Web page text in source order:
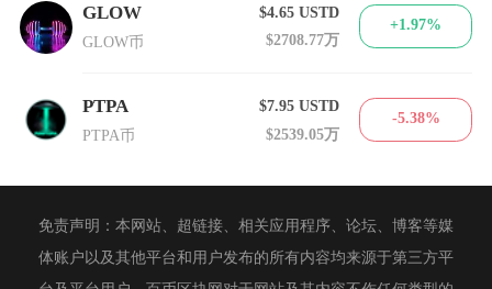
GLOW
GLOW币
$4.65USTD
$2708.77万
+1.97%
PTPA
PTPA币
$7.95USTD
$2539.05万
-5.38%
免责声明：本网站、超链接、相关应用程序、论坛、博客等媒
体账户以及其他平台和用户发布的所有内容均来源于第三方平